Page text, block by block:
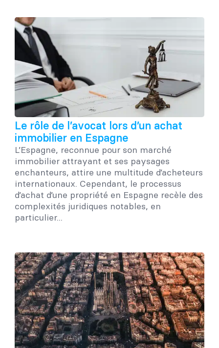
Le rôle de l’avocat lors d’un achat
immobilier en Espagne
L’Espagne, reconnue pour son marché
immobilier attrayant et ses paysages
enchanteurs, attire une multitude d’acheteurs
internationaux. Cependant, le processus
d’achat d’une propriété en Espagne recèle des
complexités juridiques notables, en
particulier...